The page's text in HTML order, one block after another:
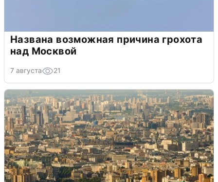
Названа возможная причина грохота
над Москвой
7 августа 21